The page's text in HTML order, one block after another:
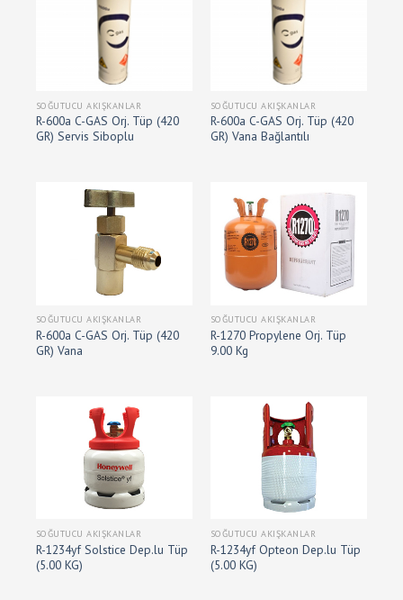
SOĞUTUCU AKIŞKANLAR
R-600a C-GAS Orj. Tüp (420
GR) Servis Siboplu
SOĞUTUCU AKIŞKANLAR
R-600a C-GAS Orj. Tüp (420
GR) Vana Bağlantılı
SOĞUTUCU AKIŞKANLAR
R-600a C-GAS Orj. Tüp (420
GR) Vana
SOĞUTUCU AKIŞKANLAR
R-1270 Propylene Orj. Tüp
9.00 Kg
SOĞUTUCU AKIŞKANLAR
R-1234yf Solstice Dep.lu Tüp
(5.00 KG)
SOĞUTUCU AKIŞKANLAR
R-1234yf Opteon Dep.lu Tüp
(5.00 KG)